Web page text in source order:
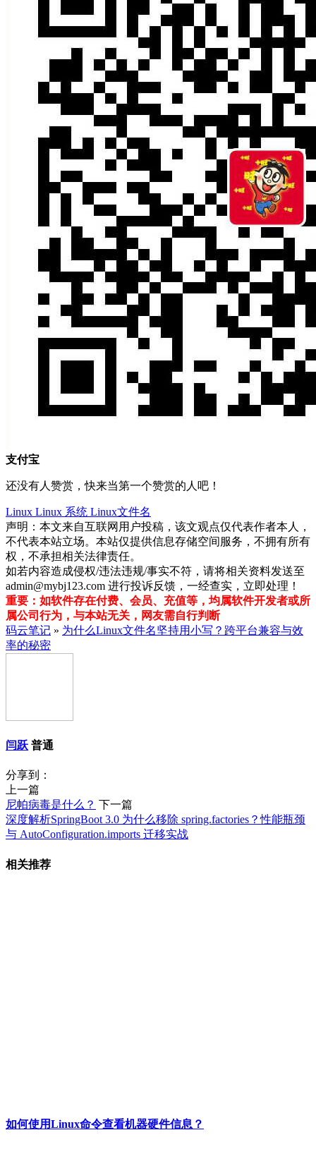
支付宝
还没有人赞赏，快来当第一个赞赏的人吧！
Linux Linux 系统 Linux文件名
声明：本文来自互联网用户投稿，该文观点仅代表作者本人，
不代表本站立场。本站仅提供信息存储空间服务，不拥有所有
权，不承担相关法律责任。
如若内容造成侵权/违法违规/事实不符，请将相关资料发送至
admin@mybj123.com 进行投诉反馈，一经查实，立即处理！
重要：如软件存在付费、会员、充值等，均属软件开发者或所
属公司行为，与本站无关，网友需自行判断
码云笔记 » 为什么Linux文件名坚持用小写？跨平台兼容与效
率的秘密
闫跃 普通
分享到：
上一篇
尼帕病毒是什么？ 下一篇
深度解析SpringBoot 3.0 为什么移除 spring.factories？性能瓶颈
与 AutoConfiguration.imports 迁移实战
相关推荐
如何使用Linux命令查看机器硬件信息？